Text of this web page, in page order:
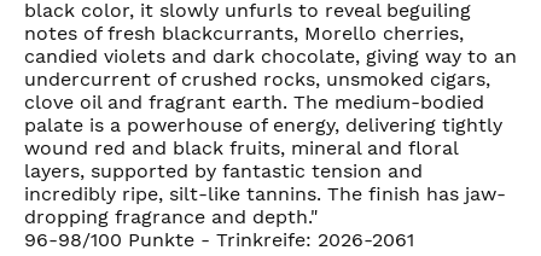
black color, it slowly unfurls to reveal beguiling
notes of fresh blackcurrants, Morello cherries,
candied violets and dark chocolate, giving way to an
undercurrent of crushed rocks, unsmoked cigars,
clove oil and fragrant earth. The medium-bodied
palate is a powerhouse of energy, delivering tightly
wound red and black fruits, mineral and floral
layers, supported by fantastic tension and
incredibly ripe, silt-like tannins. The finish has jaw-
dropping fragrance and depth."
96-98/100 Punkte - Trinkreife: 2026-2061